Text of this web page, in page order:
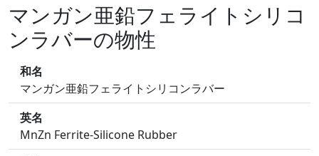
マンガン亜鉛フェライトシリコ
ンラバーの物性
和名
マンガン亜鉛フェライトシリコンラバー
英名
MnZn Ferrite-Silicone Rubber